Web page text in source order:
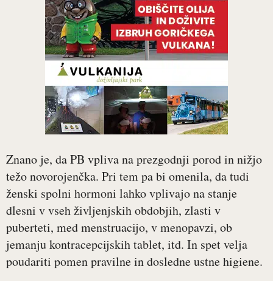
Znano je, da PB vpliva na prezgodnji porod in nižjo
težo novorojenčka. Pri tem pa bi omenila, da tudi
ženski spolni hormoni lahko vplivajo na stanje
dlesni v vseh življenjskih obdobjih, zlasti v
puberteti, med menstruacijo, v menopavzi, ob
jemanju kontracepcijskih tablet, itd. In spet velja
poudariti pomen pravilne in dosledne ustne higiene.